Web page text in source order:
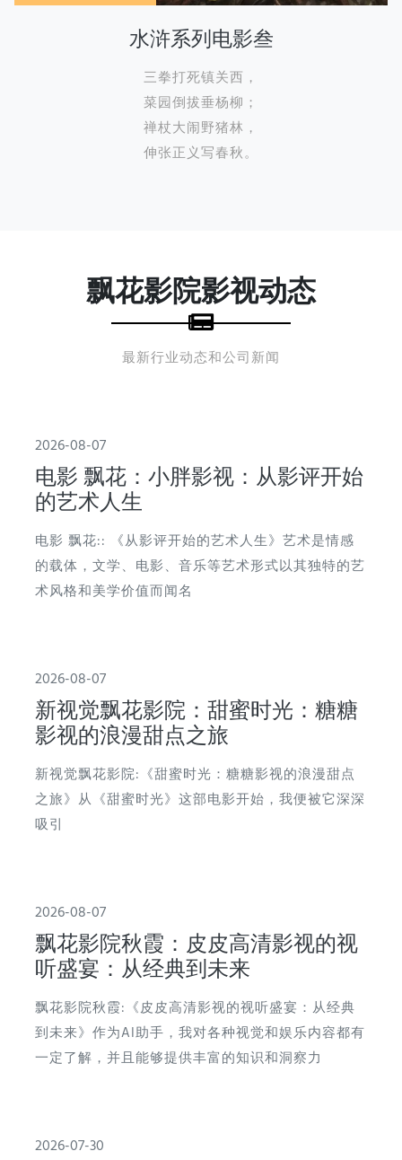
水浒系列电影叁
三拳打死镇关西，
菜园倒拔垂杨柳；
禅杖大闹野猪林，
伸张正义写春秋。
飘花影院影视动态
最新行业动态和公司新闻
2026-08-07
电影 飘花：小胖影视：从影评开始
的艺术人生
电影 飘花:: 《从影评开始的艺术人生》艺术是情感
的载体，文学、电影、音乐等艺术形式以其独特的艺
术风格和美学价值而闻名
2026-08-07
新视觉飘花影院：甜蜜时光：糖糖
影视的浪漫甜点之旅
新视觉飘花影院:《甜蜜时光：糖糖影视的浪漫甜点
之旅》从《甜蜜时光》这部电影开始，我便被它深深
吸引
2026-08-07
飘花影院秋霞：皮皮高清影视的视
听盛宴：从经典到未来
飘花影院秋霞:《皮皮高清影视的视听盛宴：从经典
到未来》作为AI助手，我对各种视觉和娱乐内容都有
一定了解，并且能够提供丰富的知识和洞察力
2026-07-30